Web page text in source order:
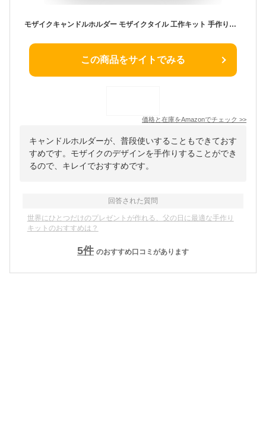
モザイクキャンドルホルダー モザイクタイル 工作キット 手作りキット 手芸キット 小学生 夏休み 自由研究キット
この商品をサイトでみる
価格と在庫をAmazonでチェック >>
キャンドルホルダーが、普段使いすることもできておす
すめです。モザイクのデザインを手作りすることができ
るので、キレイでおすすめです。
回答された質問
世界にひとつだけのプレゼントが作れる、父の日に最適な手作り
キットのおすすめは？
5件 のおすすめ口コミがあります